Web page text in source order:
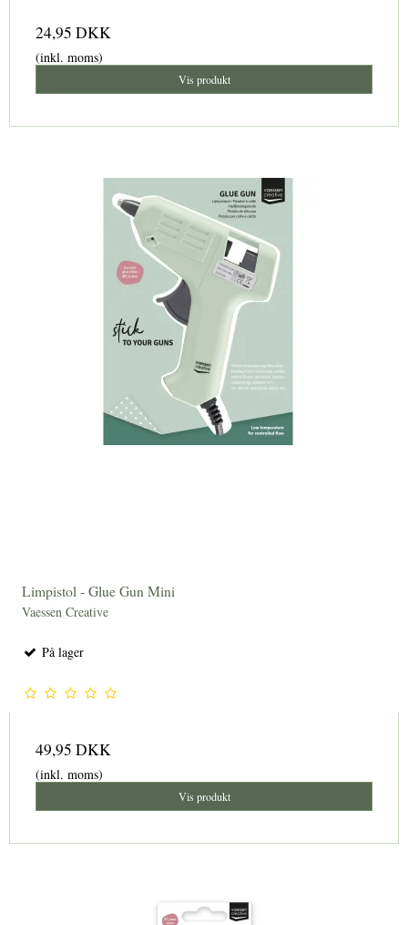
24,95 DKK
(inkl. moms)
Vis produkt
Limpistol - Glue Gun Mini
Vaessen Creative
På lager
49,95 DKK
(inkl. moms)
Vis produkt